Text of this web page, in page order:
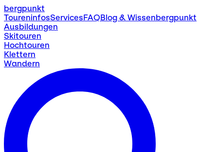
bergpunkt
ToureninfosServicesFAQBlog & Wissenbergpunkt
Ausbildungen
Skitouren
Hochtouren
Klettern
Wandern